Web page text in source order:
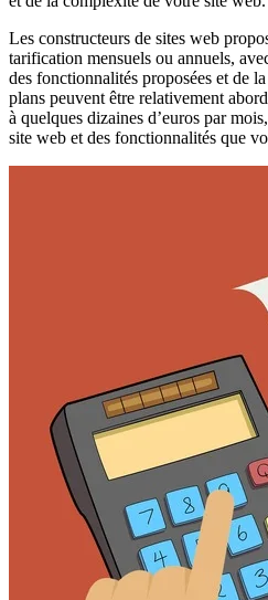
Les constructeurs de sites web
tarification mensuels ou annuels,
des fonctionnalités proposées et de
plans peuvent être relativement
à quelques dizaines d’euros par
site web et des fonctionnalités que